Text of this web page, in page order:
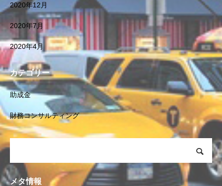
2020年12月
2020年7月
2020年4月
カテゴリー
助成金
財務コンサルティング
メタ情報